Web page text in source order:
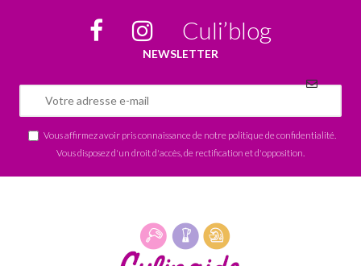
Culi’blog
NEWSLETTER
Vous affirmez avoir pris connaissance de notre politique de confidentialité
Vous disposez d'un droit d'accès, de rectification et d'opposition.